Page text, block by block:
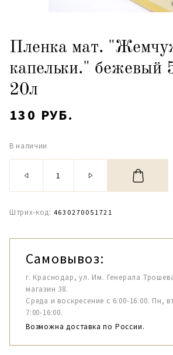
Пленка мат.
капельки." бежевый
20л
130 РУБ.
В наличии
Штрих-код: 4630270051721
Самовывоз:
г. Краснодар, ул. Им. Генерала
магазин 38.
Среда и воскресение с 6:00-16:00. Пн,
7:00-16:00.
Возможна доставка по России.